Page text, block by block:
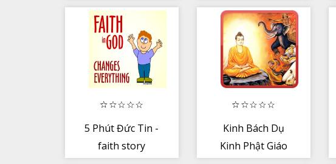
5 Phút Đức Tin -
faith story
Kinh Bách Dụ
Kinh Phật Giáo